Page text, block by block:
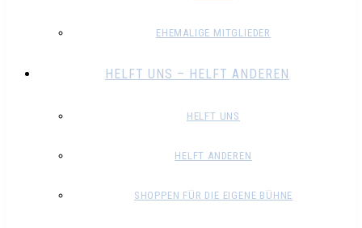
EHEMALIGE MITGLIEDER
HELFT UNS – HELFT ANDEREN
HELFT UNS
HELFT ANDEREN
SHOPPEN FÜR DIE EIGENE BÜHNE